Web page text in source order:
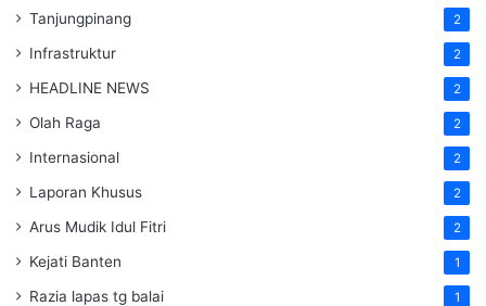
Tanjungpinang 2
Infrastruktur 2
HEADLINE NEWS 2
Olah Raga 2
Internasional 2
Laporan Khusus 2
Arus Mudik Idul Fitri 2
Kejati Banten 1
Razia lapas tg balai 1